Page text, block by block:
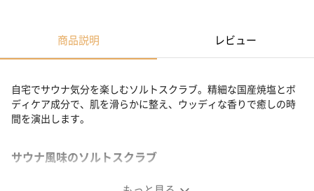
商品説明 レビュー
自宅でサウナ気分を楽しむソルトスクラブ。精細な国産焼塩とボ
ディケア成分で、肌を滑らかに整え、ウッディな香りで癒しの時
間を演出します。
サウナ風味のソルトスクラブ